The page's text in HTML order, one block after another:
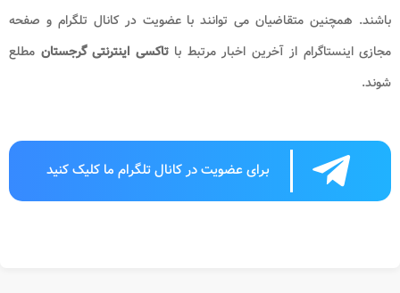
باشند. همچنین متقاضیان می توانند با عضویت در کانال تلگرام و صفحه
مجازی اینستاگرام از آخرین اخبار مرتبط باتاکسی اینترنتی گرجستان مطلع
شوند.
برای عضویت در کانال تلگرام ما کلیک کنید